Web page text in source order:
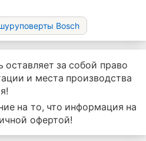
Bosch
оставляет за собой право
и места производства
на то, что информация на
офертой!